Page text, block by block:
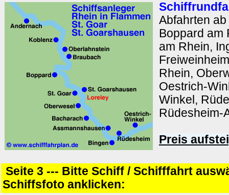
Abfahrten
Boppard am
am Rhein,
Rhein,
Oestrich-
Winkel,
Rüdesheim-
Preis
Seite 3 --- Bitte Schiff / Schifffahrt
Schiffsfoto anklicken: